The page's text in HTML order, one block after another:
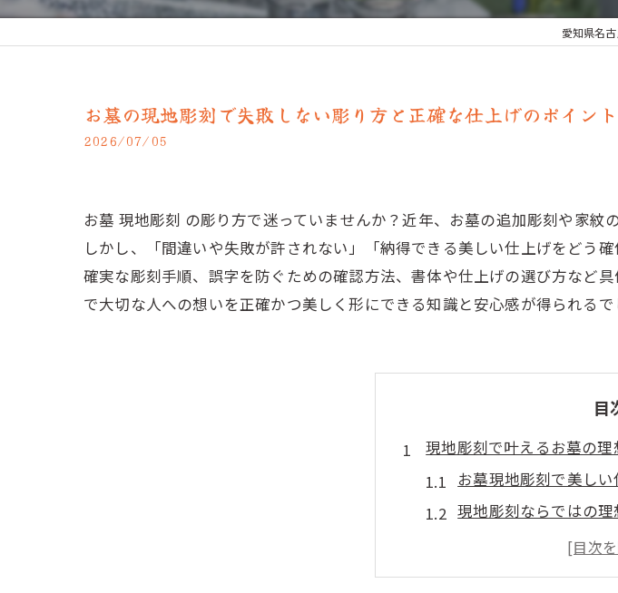
愛知県名
お墓の現地彫刻で失敗しない彫り方と正確な仕上げのポイント
2026/07/05
お墓 現地彫刻 の彫り方で迷っていませんか？近年、お墓の追加彫刻や家紋
しかし、「間違いや失敗が許されない」「納得できる美しい仕上げをどう
確実な彫刻手順、誤字を防ぐための確認方法、書体や仕上げの選び方など
で大切な人への想いを正確かつ美しく形にできる知識と安心感が得られるで
目
現地彫刻で叶えるお墓の
お墓現地彫刻で美し
現地彫刻ならではの
お墓現地彫刻と書体
お墓現地彫刻の種類